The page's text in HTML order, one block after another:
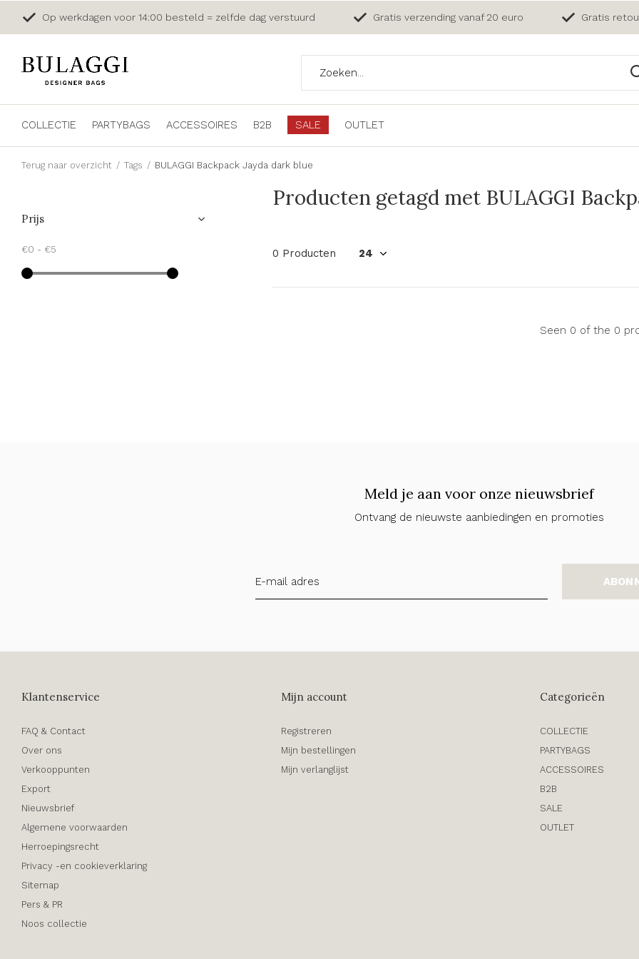
COLLECTIE PARTYBAGS ACCESSOIRES B2B SALE OUTLET
Op werkdagen voor 14:00 besteld = zelfde dag verstuurd Gratis verzending vanaf 20 euro Gratis
Terug naar overzicht Tags BULAGGI Backpack Jayda dark blue
Producten getagd met BULAGGI
0 Producten
Seen 0 of the 0
Prijs
€0 - €5
Meld je aan voor onze nieuwsbrief
Ontvang de nieuwste aanbiedingen en promoties
Klantenservice
FAQ & Contact
Over ons
Verkooppunten
Export
Nieuwsbrief
Algemene voorwaarden
Herroepingsrecht
Privacy -en cookieverklaring
Sitemap
Pers & PR
Noos collectie
Mijn account
Registreren
Mijn bestellingen
Mijn verlanglijst
Categorieën
COLLECTIE
PARTYBAGS
ACCESSOIRES
B2B
SALE
OUTLET